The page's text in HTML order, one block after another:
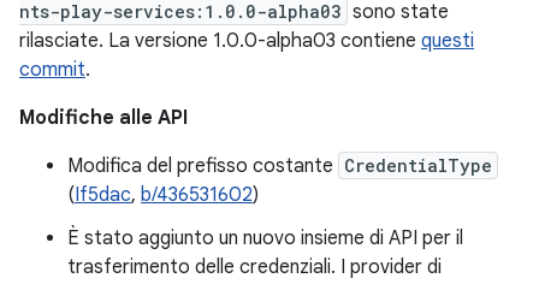
nts-play-services:1.0.0-alpha03 sono state
rilasciate. La versione 1.0.0-alpha03 contiene questi
commit.
Modifiche alle API
Modifica del prefisso costante CredentialType
(If5dac, b/436531602)
È stato aggiunto un nuovo insieme di API per il
trasferimento delle credenziali. I provider di